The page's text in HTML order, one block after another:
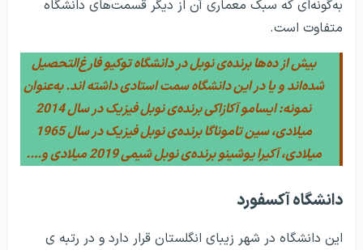
به‌گونه‌ای که سبک معماری آن از دیگر قسمت‌های دانشگاه
متفاوت است.
بیش از ده‌ها برنده‌ی نوبل در دانشگاه توکیو فارغ‌التحصیل
شده‌اند و یا در این دانشگاه سمت استادی داشته اند. به‌عنوان
نمونه: ایسامو آکازاکی برنده‌ی نوبل فیزیک در سال 2014
میلادی، سین تاموناگا برنده‌ی نوبل فیزیک در سال 1965
میلادی، آکیرا یوشینو برنده‌ی نوبل شیمی 2019 میلادی و….
دانشگاه آکسفورد
این دانشگاه در شهر زیبای انگلستان قرار دارد و در رتبه ی